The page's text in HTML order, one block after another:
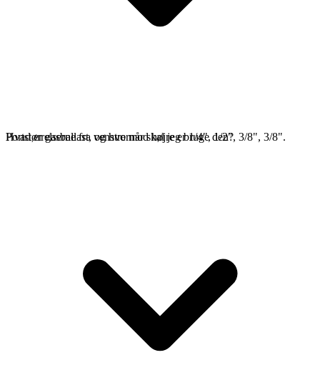
Portstørrelserne fra venstre mod højre er 1/4", 1/2", 3/8", 3/8".
Hvad er gasballast, og hvornår skal jeg bruge den?